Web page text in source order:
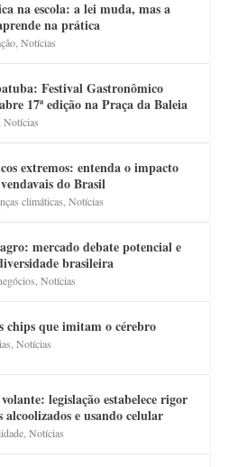
na escola: a lei muda, mas a
na prática
,Notícias
Festival Gastronômico
17ª edição na Praça da Baleia
,Notícias
extremos: entenda o impacto
do Brasil
climáticas ,Notícias
mercado debate potencial e
brasileira
,Notícias
chips que imitam o cérebro
,Notícias
legislação estabelece rigor
e usando celular
,Notícias